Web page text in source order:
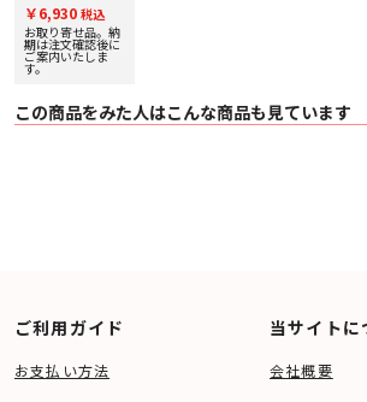
Series】
￥6,930 税込
お取り寄せ品。納
期は注文確認後に
ご案内いたしま
す。
この商品をみた人はこんな商品も見ています
ご利用ガイド
お支払い方法
当サイトに
会社概要